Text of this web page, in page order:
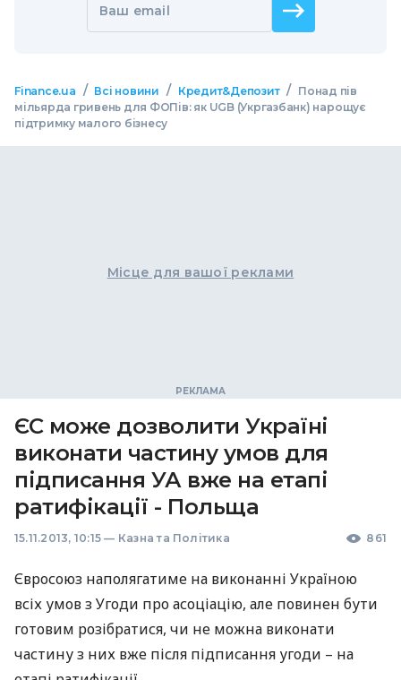
Ваш email
Finance.ua / Всі новини / Кредит&Депозит / Понад пів
мільярда гривень для ФОПів: як UGB (Укргазбанк) нарощує
підтримку малого бізнесу
Місце для вашої реклами
ЄС може дозволити Україні
виконати частину умов для
підписання УА вже на етапі
ратифікації - Польща
15.11.2013, 10:15 — Казна та Політика 861
Євросоюз наполягатиме на виконанні Україною
всіх умов з Угоди про асоціацію, але повинен бути
готовим розібратися, чи не можна виконати
частину з них вже після підписання угоди – на